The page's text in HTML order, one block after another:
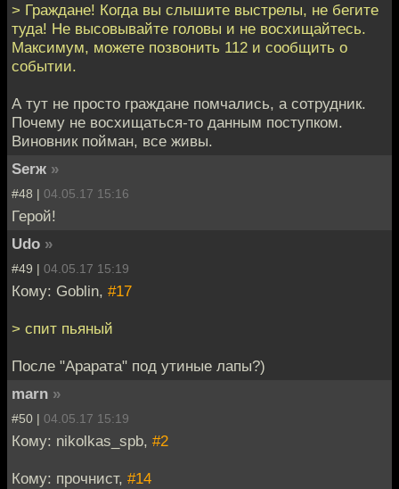
> Граждане! Когда вы слышите выстрелы, не бегите
туда! Не высовывайте головы и не восхищайтесь.
Максимум, можете позвонить 112 и сообщить о
событии.
А тут не просто граждане помчались, а сотрудник.
Почему не восхищаться-то данным поступком.
Виновник пойман, все живы.
Serж »
#48 | 04.05.17 15:16
Герой!
Udo »
#49 | 04.05.17 15:19
Кому: Goblin, #17
> спит пьяный
После "Арарата" под утиные лапы?)
marn »
#50 | 04.05.17 15:19
Кому: nikolkas_spb, #2
Кому: прочнист, #14